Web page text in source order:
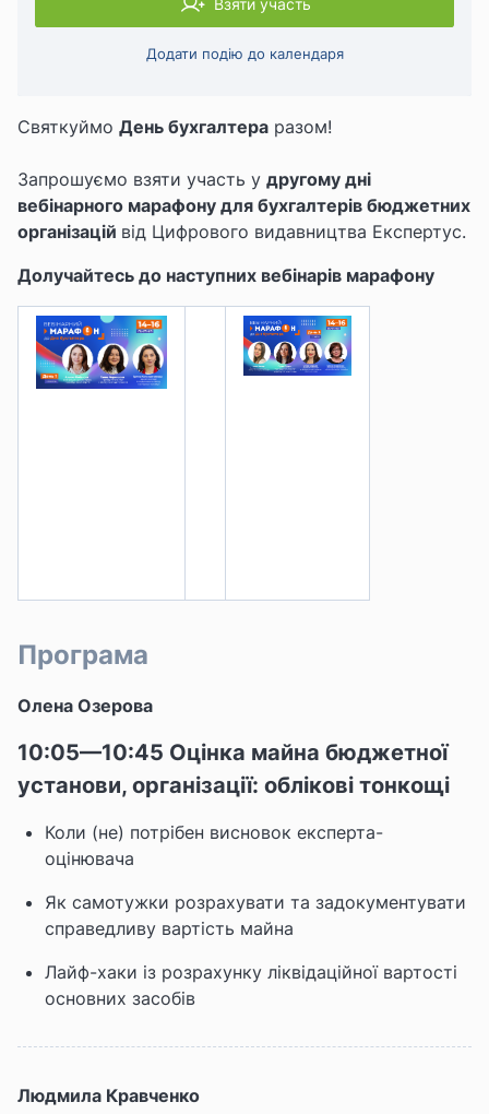
Cвяткуймо День бухгалтера разом!
Запрошуємо взяти участь у другому дні
вебінарного марафону для бухгалтерів бюджетних
організацій від Цифрового видавництва Експертус.
Долучайтесь до наступних вебінарів марафону
Програма
Олена Озерова
10:05—10:45 Оцінка майна бюджетної
установи, організації: облікові тонкощі
Коли (не) потрібен висновок експерта-
оцінювача
Як самотужки розрахувати та задокументувати
справедливу вартість майна
Лайф-хаки із розрахунку ліквідаційної вартості
основних засобів
Людмила Кравченко
Додати подію до календаря